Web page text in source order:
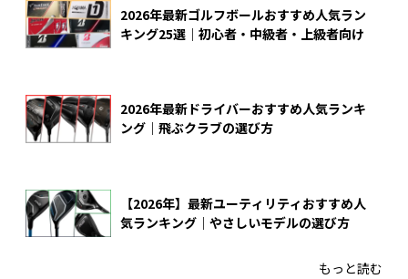
2026年最新ゴルフボールおすすめ人気ラン
キング25選｜初心者・中級者・上級者向け
2026年最新ドライバーおすすめ人気ランキ
ング｜飛ぶクラブの選び方
【2026年】最新ユーティリティおすすめ人
気ランキング｜やさしいモデルの選び方
もっと読む